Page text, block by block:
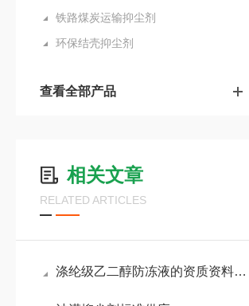
铁路煤炭运输抑尘剂
环保结壳抑尘剂
查看全部产品
相关文章
RELATED ARTICLES
涤纶级乙二醇防冻液的资质资料齐全